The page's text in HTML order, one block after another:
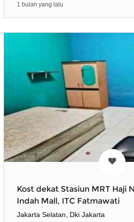
1 bulan yang lalu
Kost dekat Stasiun MRT Haji
Indah Mall, ITC Fatmawati
Jakarta Selatan, Dki Jakarta